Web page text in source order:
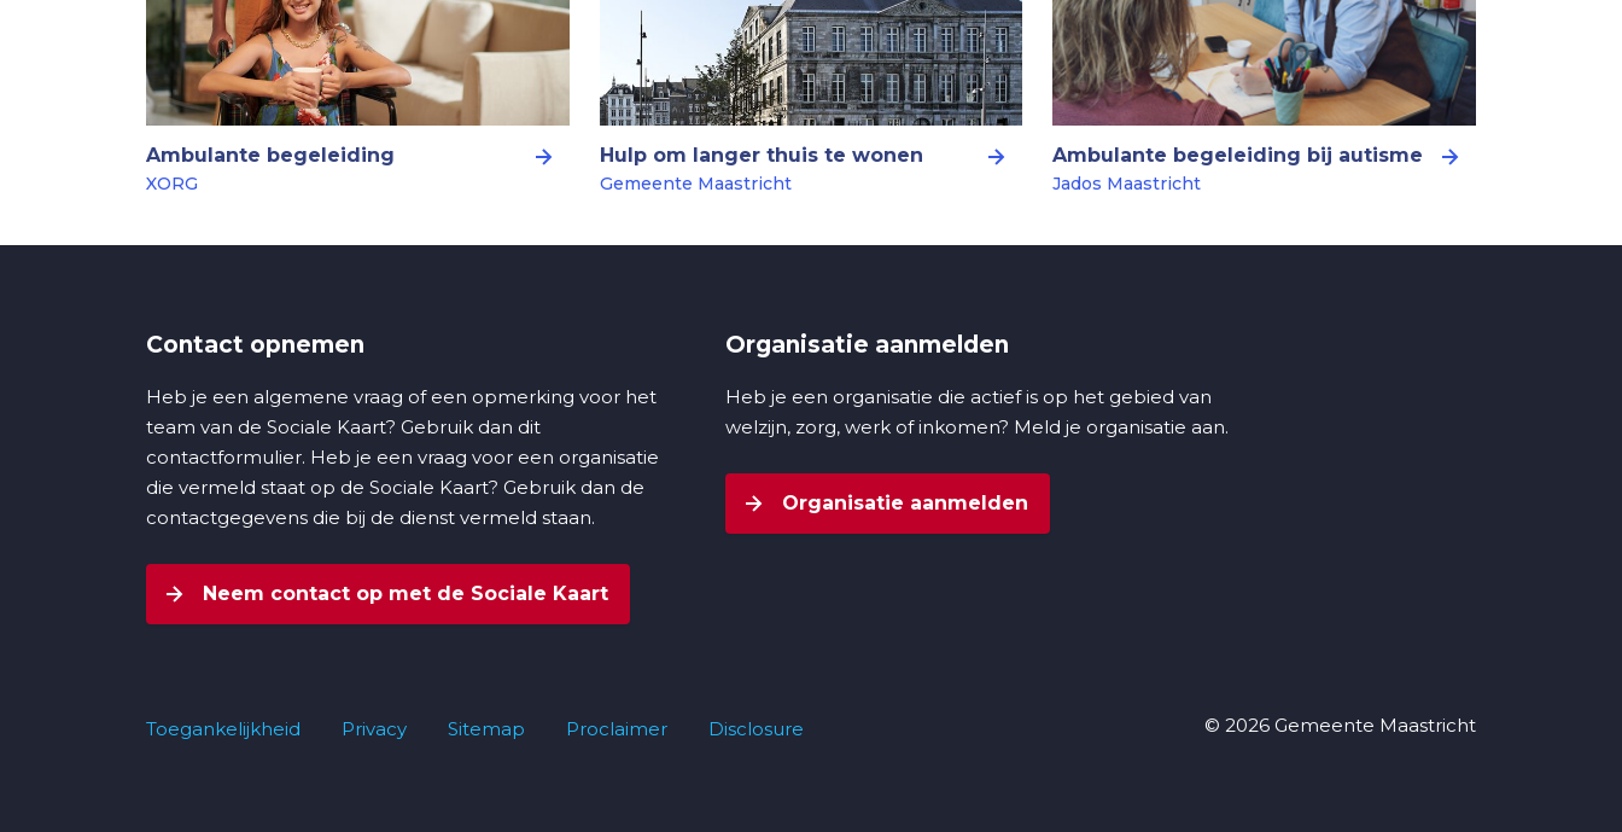
Ambulante begeleiding
XORG
Hulp om langer thuis te wonen
Gemeente Maastricht
Ambulante begeleiding bij autisme
Jados Maastricht
Contact opnemen
Heb je een algemene vraag of een opmerking voor het
team van de Sociale Kaart? Gebruik dan dit
contactformulier. Heb je een vraag voor een organisatie
die vermeld staat op de Sociale Kaart? Gebruik dan de
contactgegevens die bij de dienst vermeld staan.
Neem contact op met de Sociale Kaart
Organisatie aanmelden
Heb je een organisatie die actief is op het gebied van
welzijn, zorg, werk of inkomen? Meld je organisatie aan.
Organisatie aanmelden
Toegankelijkheid Privacy Sitemap Proclaimer Disclosure © 2026 Gemeente Maastricht